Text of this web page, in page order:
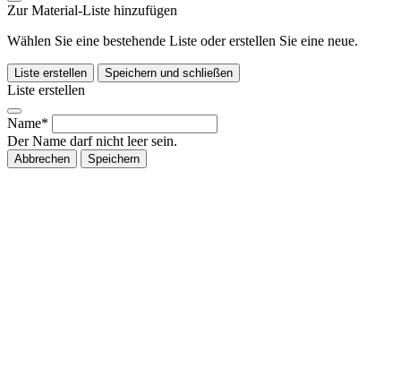
Zur Material-Liste hinzufügen
Wählen Sie eine bestehende Liste oder erstellen Sie eine neue.
Liste erstellen Speichern und schließen
Liste erstellen
Name*
Der Name darf nicht leer sein.
Abbrechen Speichern